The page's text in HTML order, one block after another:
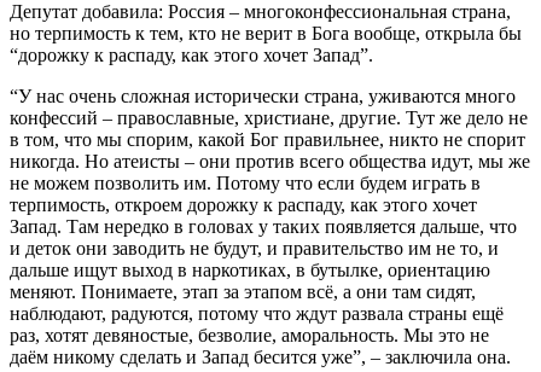
Депутат добавила: Россия – многоконфессиональная страна,
но терпимость к тем, кто не верит в Бога вообще, открыла бы
“дорожку к распаду, как этого хочет Запад”.
“У нас очень сложная исторически страна, уживаются много
конфессий – православные, христиане, другие. Тут же дело не
в том, что мы спорим, какой Бог правильнее, никто не спорит
никогда. Но атеисты – они против всего общества идут, мы же
не можем позволить им. Потому что если будем играть в
терпимость, откроем дорожку к распаду, как этого хочет
Запад. Там нередко в головах у таких появляется дальше, что
и деток они заводить не будут, и правительство им не то, и
дальше ищут выход в наркотиках, в бутылке, ориентацию
меняют. Понимаете, этап за этапом всё, а они там сидят,
наблюдают, радуются, потому что ждут развала страны ещё
раз, хотят девяностые, безволие, аморальность. Мы это не
даём никому сделать и Запад бесится уже”, – заключила она.